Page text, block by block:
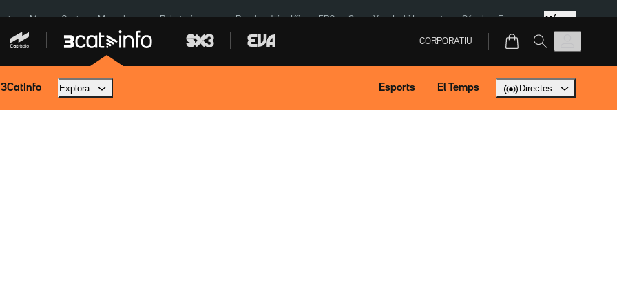
Menors Ceuta Mercabarna Robatoris coure Bombardejos Kíiv ERC SpaceX Isaki Lacuesta Sánchez Europa Més
CORPORATIU
3CatInfo Explora Esports El Temps Directes